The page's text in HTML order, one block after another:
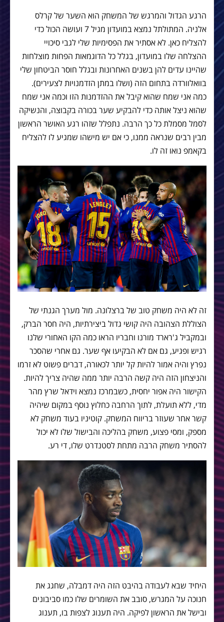
הרגע הגדול והמרגש של המשחק הוא השער של קרלס
אלניה. המתולתל נמצא במועדון מגיל 7 ועושה הכול כדי
להצליח כאן. לא אסתיר את הפסימיות שלי לגבי סיכויי
ההצלחה שלו במועדון, בגלל כל הדוגמאות הפחות מוצלחות
שהיינו עדים להן בשנים האחרונות ובגלל חוסר הביטחון שלי
בוואלוורדה בתחום הזה (ושלו במתן הזדמנויות לצעירים).
כמה אני שמח שהוא קיבל את ההזדמנות הזו וכמה אני שמח
שהוא ניצל אותה כדי להבקיע שער בכורה בקבוצה, והנשיקה
לסמל מסמלת כל כך הרבה. נתפלל שזהו רגע האושר הראשון
מבין רבים שנראה ממנו, כי אם יש מישהו שמגיע לו להצליח
בקאמפ נואו זה לו.
זה לא היה משחק טוב של ברצלונה. מול מערך הגנתי של
הצוללת הצהובה היה קושי גדול ביצירתיות, היה חסר הברק,
ובמקביל ג'רארד מורנו וחבריו הראו כמה הקו האחורי שלנו
רגיש ופגיע, גם אם לא הבקיעו אף שער. גם אחרי שהסכר
נפרץ והיה אמור להיות קל יותר לכאורה, דברים פשוט לא זרמו
והניצחון הזה היה קשה הרבה יותר ממה שהיה צריך להיות.
הקישור היה אפור יחסית, כשבמרכז נמצא וידאל שרץ מהר
מדי, ללא תועלת, לתוך הרחבה כחלוץ נוסף במקום שיהיה
קשר אחר שעוזר בריווח המשחק. קוטיניו בעוד משחק לא
מספק, ומסי פצוע, משחק בהליכה והבישול שלו לא יכול
להסתיר משחק הרבה מתחת לסטנדרט שלו, די רע.
היחיד שבא לעבודה בהיבט הזה היה דמבלה, שחגג את
חנוכה על המגרש, סובב את השומרים שלו כמו סביבונים
ובישל את הראשון לפיקה. היה תענוג לצפות בו, תענוג